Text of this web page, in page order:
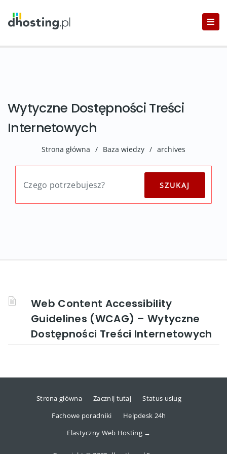
Wytyczne Dostępności Treści
Internetowych
Strona główna / Baza wiedzy / archives
Web Content Accessibility
Guidelines (WCAG) – Wytyczne
Dostępności Treści Internetowych
Strona główna Zacznij tutaj
Status usług
Fachowe poradniki
Helpdesk 24h
Elastyczny Web Hosting →